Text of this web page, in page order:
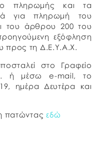
πληρωμής και τα
για πληρωμή του
του άρθρου 200 του
εξόφληση
προς τη Δ.Ε.Υ.Α.Χ.
στο Γραφείο
ή μέσω e-mail, το
ημέρα Δευτέρα και
πατώντας εδώ